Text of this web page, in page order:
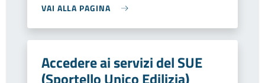
VAI ALLA PAGINA
Accedere ai servizi del SUE